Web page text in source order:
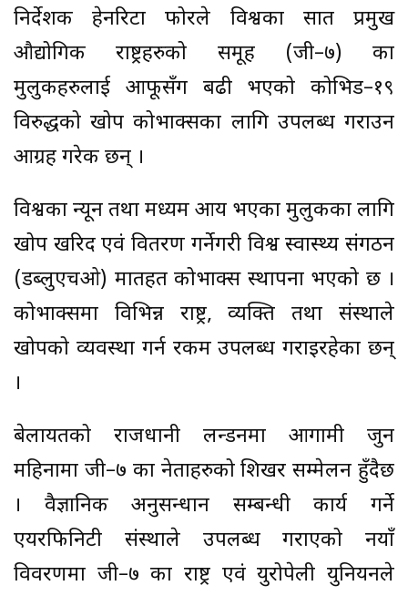
निर्देशक हेनरिटा फोरले विश्वका सात प्रमुख
औद्योगिक राष्ट्रहरुको समूह (जी–७) का
मुलुकहरुलाई आफूसँग बढी भएको कोभिड–१९
विरुद्धको खोप कोभाक्सका लागि उपलब्ध गराउन
आग्रह गरेकी छन् ।
विश्वका न्यून तथा मध्यम आय भएका मुलुकका लागि
खोप खरिद एवं वितरण गर्नेगरी विश्व स्वास्थ्य संगठन
(डब्लुएचओ) मातहत कोभाक्स स्थापना भएको छ ।
कोभाक्समा विभिन्न राष्ट्र, व्यक्ति तथा संस्थाले
खोपको व्यवस्था गर्न रकम उपलब्ध गराइरहेका छन्
।
बेलायतको राजधानी लन्डनमा आगामी जुन
महिनामा जी–७ का नेताहरुको शिखर सम्मेलन हुँदैछ
। वैज्ञानिक अनुसन्धान सम्बन्धी कार्य गर्ने
एयरफिनिटी संस्थाले उपलब्ध गराएको नयाँ
विवरणमा जी–७ का राष्ट्र एवं युरोपेली युनियनले